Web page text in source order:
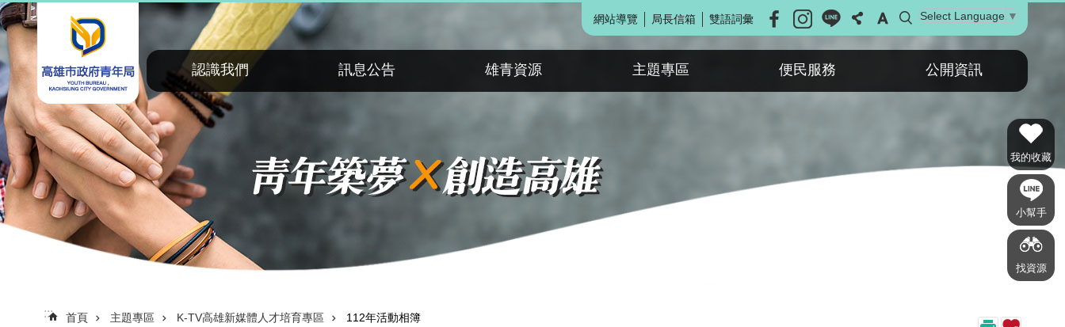
跳到主要內容區塊 網站導覽 局長信箱 雙語詞彙 Select Language ▼
認識我們 訊息公告 雄青資源 主題專區 便民服務 公開資訊
我的收藏
小幫手
找資源
::: 首頁 主題專區 K-TV高雄新媒體人才培育專區 112年活動相簿